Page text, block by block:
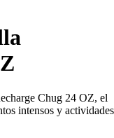
Chug 24 OZ, el
intensos y actividades